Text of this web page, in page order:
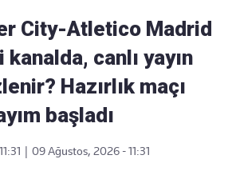
City-Atletico Madrid
kanalda, canlı yayın
Hazırlık maçı
başladı
09 Ağustos, 2026 - 11:31